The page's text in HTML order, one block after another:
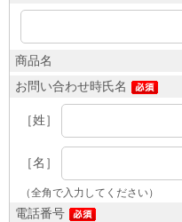
商品名
お問い合わせ時氏名
［姓］
［名］
（全角で入力してください）
電話番号